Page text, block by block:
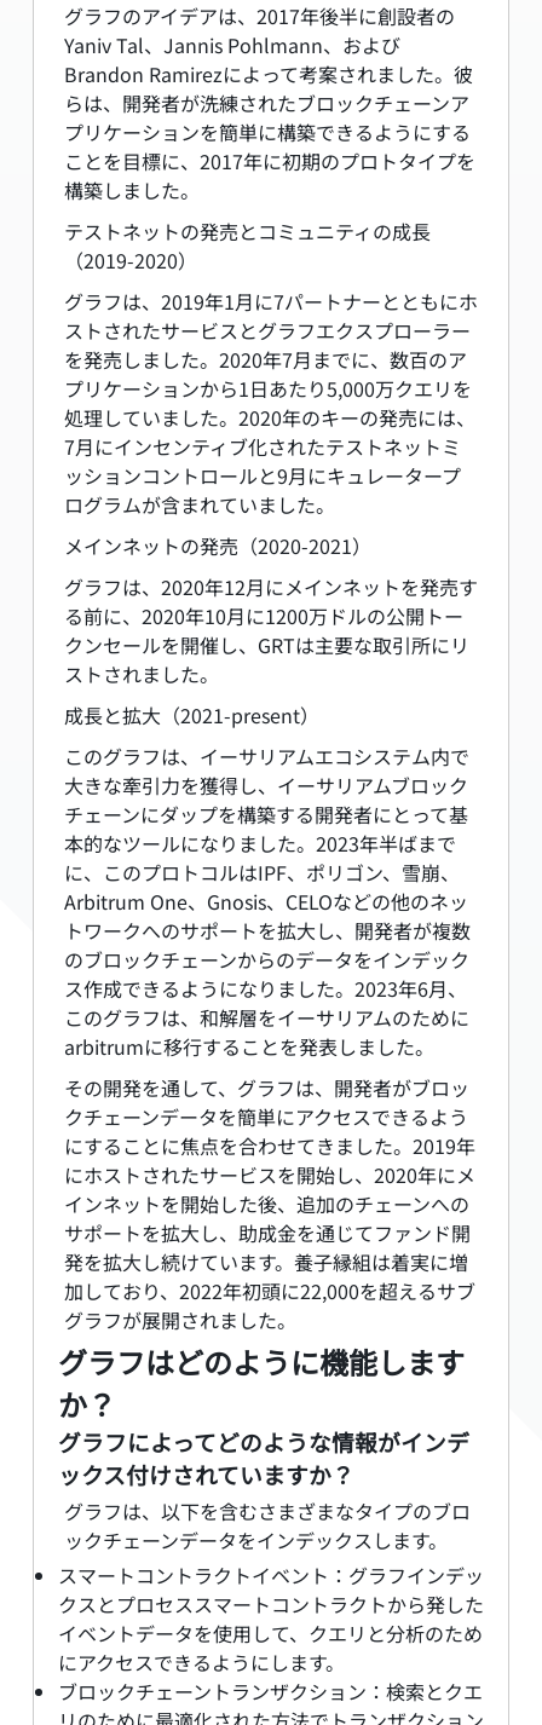
グラフのアイデアは、2017年後半に創設者の
Yaniv Tal、Jannis Pohlmann、および
Brandon Ramirezによって考案されました。彼
らは、開発者が洗練されたブロックチェーンア
プリケーションを簡単に構築できるようにする
ことを目標に、2017年に初期のプロトタイプを
構築しました。
テストネットの発売とコミュニティの成長
（2019-2020）
グラフは、2019年1月に7パートナーとともにホ
ストされたサービスとグラフエクスプローラー
を発売しました。2020年7月までに、数百のア
プリケーションから1日あたり5,000万クエリを
処理していました。2020年のキーの発売には、
7月にインセンティブ化されたテストネットミ
ッションコントロールと9月にキュレータープ
ログラムが含まれていました。
メインネットの発売（2020-2021）
グラフは、2020年12月にメインネットを発売す
る前に、2020年10月に1200万ドルの公開トー
クンセールを開催し、GRTは主要な取引所にリ
ストされました。
成長と拡大（2021-present）
このグラフは、イーサリアムエコシステム内で
大きな牽引力を獲得し、イーサリアムブロック
チェーンにダップを構築する開発者にとって基
本的なツールになりました。2023年半ばまで
に、このプロトコルはIPF、ポリゴン、雪崩、
Arbitrum One、Gnosis、CELOなどの他のネッ
トワークへのサポートを拡大し、開発者が複数
のブロックチェーンからのデータをインデック
ス作成できるようになりました。2023年6月、
このグラフは、和解層をイーサリアムのために
arbitrumに移行することを発表しました。
その開発を通して、グラフは、開発者がブロッ
クチェーンデータを簡単にアクセスできるよう
にすることに焦点を合わせてきました。2019年
にホストされたサービスを開始し、2020年にメ
インネットを開始した後、追加のチェーンへの
サポートを拡大し、助成金を通じてファンド開
発を拡大し続けています。養子縁組は着実に増
加しており、2022年初頭に22,000を超えるサブ
グラフが展開されました。
グラフはどのように機能します
か？
グラフによってどのような情報がインデ
ックス付けされていますか？
グラフは、以下を含むさまざまなタイプのブロ
ックチェーンデータをインデックスします。
スマートコントラクトイベント：グラフインデッ
クスとプロセススマートコントラクトから発した
イベントデータを使用して、クエリと分析のため
にアクセスできるようにします。
ブロックチェーントランザクション：検索とクエ